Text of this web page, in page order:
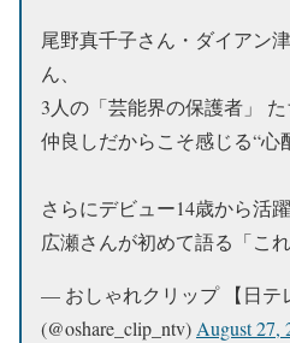
尾野真千子さん・ダイアン
ん、
3人の「芸能界の保護者」
仲良しだからこそ感じる“心
さらにデビュー14歳から活
広瀬さんが初めて語る「こ
— おしゃれクリップ 【日テ
(@oshare_clip_ntv) August 27,